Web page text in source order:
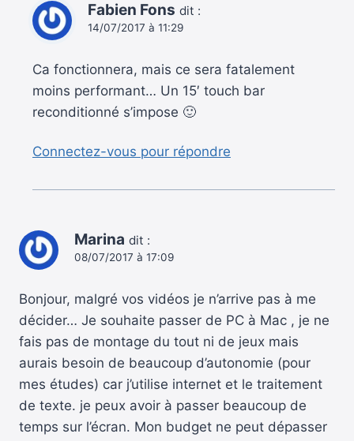
Fabien Fons dit :
14/07/2017 à 11:29
Ca fonctionnera, mais ce sera fatalement
moins performant… Un 15′ touch bar
reconditionné s’impose 🙂
Connectez-vous pour répondre
Marina dit :
08/07/2017 à 17:09
Bonjour, malgré vos vidéos je n’arrive pas à me
décider… Je souhaite passer de PC à Mac , je ne
fais pas de montage du tout ni de jeux mais
aurais besoin de beaucoup d’autonomie (pour
mes études) car j’utilise internet et le traitement
de texte. je peux avoir à passer beaucoup de
temps sur l’écran. Mon budget ne peut dépasser